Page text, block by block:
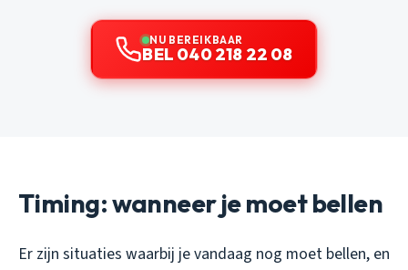
NU BEREIKBAAR
BEL 040 218 22 08
Timing: wanneer je moet bellen
Er zijn situaties waarbij je vandaag nog moet bellen, en